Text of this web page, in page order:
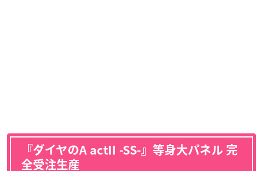
『ダイヤのA actII -SS-』等身大パネル 完
全受注生産